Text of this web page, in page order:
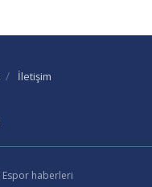
İletişim
Espor haberleri